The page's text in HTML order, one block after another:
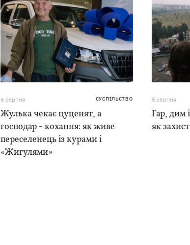
6 серпня СУСПІЛЬСТВО
Жулька чекає цуценят, а
господар - кохання: як живе
переселенець із курами і
«Жигулями»
5 серпня
Гар, дим
як